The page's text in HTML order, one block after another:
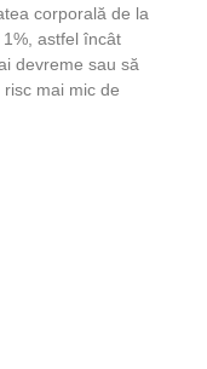
corporală de la
astfel încât
devreme sau să
mai mic de